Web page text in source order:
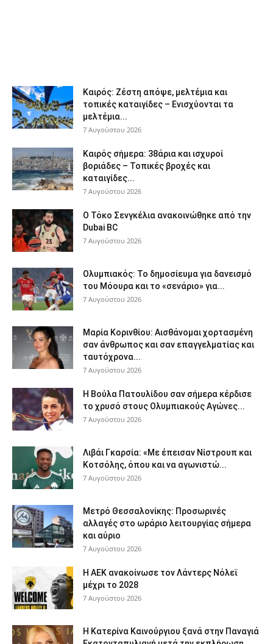
Καιρός: Ζέστη απόψε, μελτέμια και
τοπικές καταιγίδες – Ενισχύονται τα
μελτέμια...
7 Αυγούστου 2026
Καιρός σήμερα: 38άρια και ισχυροί
βοριάδες – Τοπικές βροχές και
καταιγίδες...
7 Αυγούστου 2026
Ο Τόκο Σενγκέλια ανακοινώθηκε από την
Dubai BC
7 Αυγούστου 2026
Ολυμπιακός: Το δημοσίευμα για δανεισμό
του Μόουρα και το «σενάριο» για...
7 Αυγούστου 2026
Μαρία Κορινθίου: Αισθάνομαι χορτασμένη
σαν άνθρωπος και σαν επαγγελματίας και
ταυτόχρονα...
7 Αυγούστου 2026
Η Βούλα Πατουλίδου σαν σήμερα κέρδισε
το χρυσό στους Ολυμπιακούς Αγώνες...
7 Αυγούστου 2026
Λιβάι Γκαρσία: «Με έπεισαν Νίστρουπ και
Κοτσόλης, όπου και να αγωνιστώ...
7 Αυγούστου 2026
Μετρό Θεσσαλονίκης: Προσωρινές
αλλαγές στο ωράριο λειτουργίας σήμερα
και αύριο
7 Αυγούστου 2026
Η ΑΕΚ ανακοίνωσε τον Λάντερς Νόλεϊ
μέχρι το 2028
7 Αυγούστου 2026
Η Κατερίνα Καινούργιου ξανά στην Παναγιά